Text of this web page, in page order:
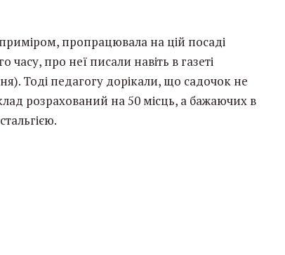
пропрацювала на цій посаді
часу, про неї писали навіть в газеті
Тоді педагогу дорікали, що садочок не
розрахований на 50 місць, а бажаючих в